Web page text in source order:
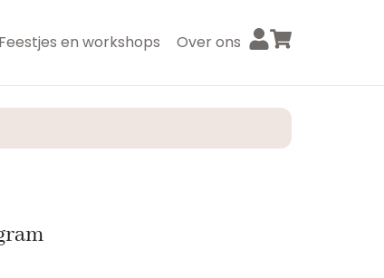
Feestjes en workshops Over ons